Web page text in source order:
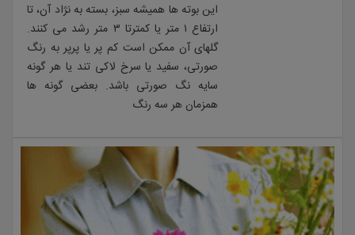
این بوته ها همیشه سبز، بسته به نژاد آن، تا
ارتفاع ۱ متر یا کمترتا ۳ متر رشد می کنند.
گلهای آن ممکن است کم پر یا پرپر به رنگ
صورتی، سفید یا سرخ لاکی تند یا هر گونه
سایه نگ صورتی باشد. بعضی گونه ها
همزمان هر سه رنگ